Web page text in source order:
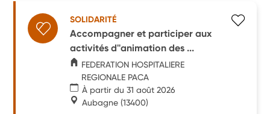
SOLIDARITÉ
Accompagner et participer aux
activités d''animation des ...
FEDERATION HOSPITALIERE
REGIONALE PACA
À partir du 31 août 2026
Aubagne (13400)